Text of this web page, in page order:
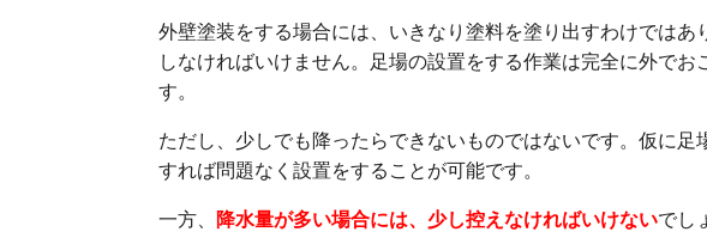
外壁塗装をする場合には、いきなり塗料を塗り出すわけでは
しなければいけません。足場の設置をする作業は完全に外でお
す。
ただし、少しでも降ったらできないものではないです。仮に
すれば問題なく設置をすることが可能です。
一方、 降水量が多い場合には、少し控えなければいけないでし